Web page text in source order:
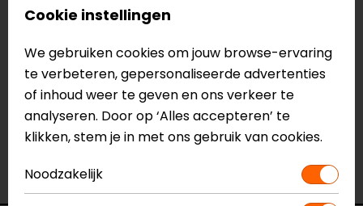
Meer informatie nodig?
Neem dancontactmet ons op of kom langs in één
van onze winkelsin Breda, Capelle aan den IJssel,
Eindhoven, Vianen of Apeldoorn. In de winkels kun je
het product bekijken & passen en staan onze
verkoopmedewerkers voor je klaar met advies.
Bekijk onze andere
Cookie instellingen
We gebruiken cookies om jouw browse-ervaring
te verbeteren, gepersonaliseerde advertenties
of inhoud weer te geven en ons verkeer te
analyseren. Door op ‘Alles accepteren’ te
klikken, stem je in met ons gebruik van cookies.
Noodzakelijk